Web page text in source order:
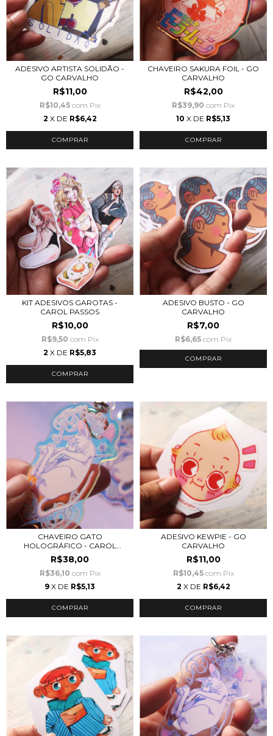
ADESIVO ARTISTA SOLIDÃO -
GO CARVALHO
R$11,00
R$10,45 com Pix
2 X DE R$6,42
CHAVEIRO SAKURA FOIL - GO
CARVALHO
R$42,00
R$39,90 com Pix
10 X DE R$5,13
KIT ADESIVOS GAROTAS -
CAROL PASSOS
R$10,00
R$9,50 com Pix
2 X DE R$5,83
ADESIVO BUSTO - GO
CARVALHO
R$7,00
R$6,65 com Pix
CHAVEIRO GATO
HOLOGRÁFICO - CAROL
PASSOS
R$38,00
R$36,10 com Pix
9 X DE R$5,13
ADESIVO KEWPIE - GO
CARVALHO
R$11,00
R$10,45 com Pix
2 X DE R$6,42